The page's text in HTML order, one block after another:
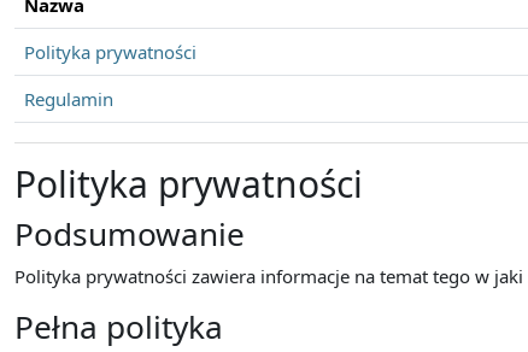
Nazwa
Polityka prywatności
Regulamin
Polityka prywatności
Podsumowanie
Polityka prywatności zawiera informacje na temat tego w
Pełna polityka